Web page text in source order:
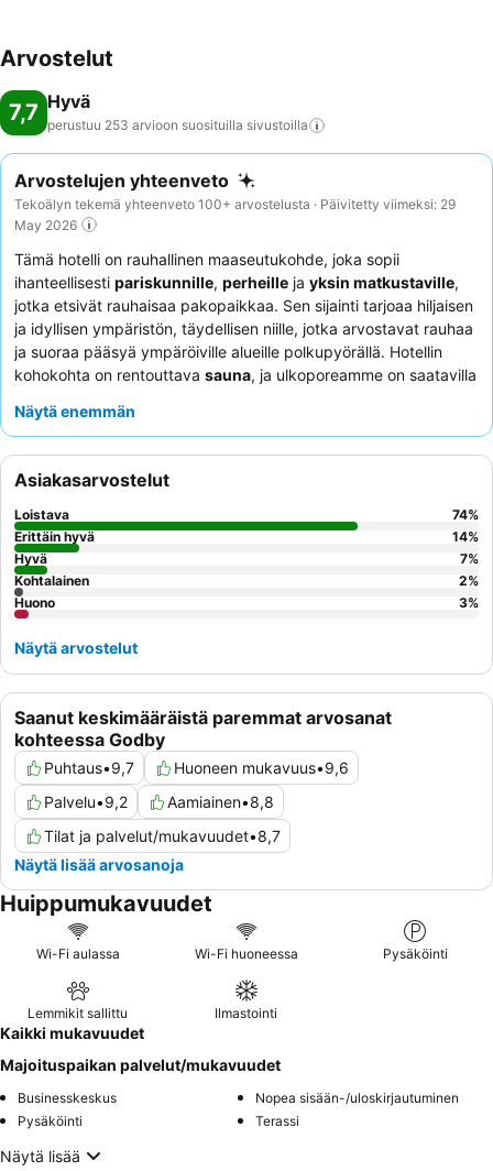
Arvostelut
7,7 Hyvä
perustuu 253 arvioon suosituilla sivustoilla
Arvostelujen yhteenveto
Tekoälyn tekemä yhteenveto 100+ arvostelusta · Päivitetty viimeksi: 29
May 2026
Tämä hotelli on rauhallinen maaseutukohde, joka sopii
ihanteellisesti pariskunnille, perheille ja yksin matkustaville,
jotka etsivät rauhaisaa pakopaikkaa. Sen sijainti tarjoaa hiljaisen
ja idyllisen ympäristön, täydellisen niille, jotka arvostavat rauhaa
ja suoraa pääsyä ympäröiville alueille polkupyörällä. Hotellin
kohokohta on rentouttava sauna, ja ulkoporeamme on saatavilla
kehuvat jatkuvasti
perheenomaisen ilmapiirin, sekä laadukasta
joka tarjoillaan kutsuvassa, keittiömäisessä ympäristössä.
Todella ainutlaatuisen kokemuksen saamiseksi harkitse huoneen
varaamista, josta on näkymät ystävällisiin
, kuten
hevosiin ja poniin, jotka ovat erityisen suuri ilo nuoremmille
vierailijoille.
Näytä enemmän
Saanut keskimääräistä paremmat arvosanat
kohteessa Godby
Puhtaus•9,7 Huoneen mukavuus•9,6
Palvelu•9,2 Aamiainen•8,8
Tilat ja palvelut/mukavuudet•8,7
Näytä lisää arvosanoja
Asiakasarvostelut
Loistava 74%
Erittäin hyvä
14%
Hyvä
7%
Kohtalainen
2%
Huono
3%
Näytä arvostelut
Huippumukavuudet
Wi-Fi aulassa Wi-Fi huoneessa Pysäköinti
Lemmikit sallittu Ilmastointi
Kaikki mukavuudet
Majoituspaikan palvelut/mukavuudet
Businesskeskus
Nopea sisään-/uloskirjautuminen
Pysäköinti
Terassi
Näytä lisää